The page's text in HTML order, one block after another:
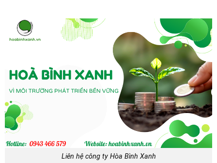
Liên hệ công ty Hòa Bình Xanh